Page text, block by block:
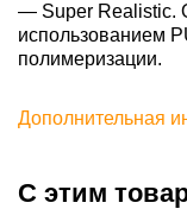
— Super Realistic.
использованием
полимеризации.
Дополнительная
С этим